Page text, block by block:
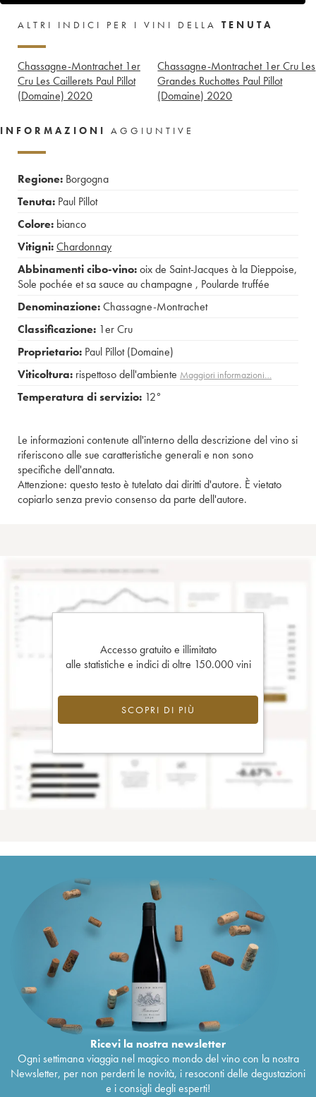
ALTRI INDICI PER I VINI DELLA TENUTA
Chassagne-Montrachet 1er
Cru Les Caillerets Paul Pillot
(Domaine) 2020
Chassagne-Montrachet 1er Cru Les
Grandes Ruchottes Paul Pillot
(Domaine) 2020
INFORMAZIONI AGGIUNTIVE
Regione: Borgogna
Tenuta: Paul Pillot
Colore: bianco
Vitigni:Chardonnay
Abbinamenti cibo-vino:oix de Saint-Jacques à la Dieppoise,
Sole pochée et sa sauce au champagne , Poularde truffée
Denominazione:Chassagne-Montrachet
Classificazione: 1er Cru
Proprietario: Paul Pillot (Domaine)
Viticoltura: rispettoso dell'ambiente Maggiori informazioni…
Temperatura di servizio: 12°
Le informazioni contenute all'interno della descrizione del vino si
riferiscono alle sue caratteristiche generali e non sono
specifiche dell'annata.
Attenzione: questo testo è tutelato dai diritti d'autore. È vietato
copiarlo senza previo consenso da parte dell'autore.
Accesso gratuito e illimitato
alle statistiche e indici di oltre 150.000 vini
SCOPRI DI PIÙ
Ricevi la nostra newsletter
Ogni settimana viaggia nel magico mondo del vino con la nostra
Newsletter, per non perderti le novità, i resoconti delle degustazioni
e i consigli degli esperti!